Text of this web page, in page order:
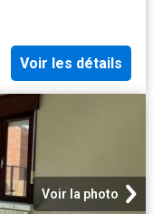
Voir les détails
Voir la photo